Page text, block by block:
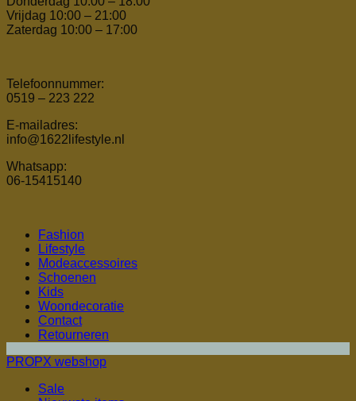
Vrijdag 10:00 – 21:00
Zaterdag 10:00 – 17:00
Telefoonnummer:
0519 – 223 222
E-mailadres:
info@1622lifestyle.nl
Whatsapp:
06-15415140
Fashion
Lifestyle
Modeaccessoires
Schoenen
Kids
Woondecoratie
Contact
Retourneren
PROPX webshop
Sale